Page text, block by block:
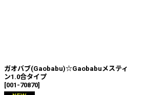
ガオバブ(Gaobabu)☆Gaobabuメスティ
ン1.0合タイプ
[001-70870]